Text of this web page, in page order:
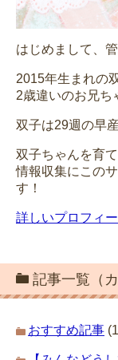
はじめまして、
2015年生まれの
2歳違いのお兄ち
双子は29週の早
双子ちゃんを育
情報収集にこの
す！
詳しいプロフィ
記事一覧（
おすすめ記事